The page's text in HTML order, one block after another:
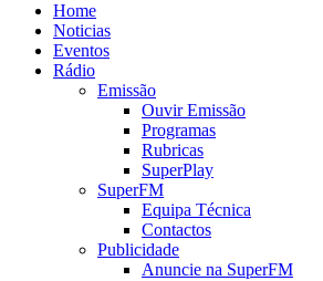
Home
Noticias
Eventos
Rádio
Emissão
Ouvir Emissão
Programas
Rubricas
SuperPlay
SuperFM
Equipa Técnica
Contactos
Publicidade
Anuncie na SuperFM